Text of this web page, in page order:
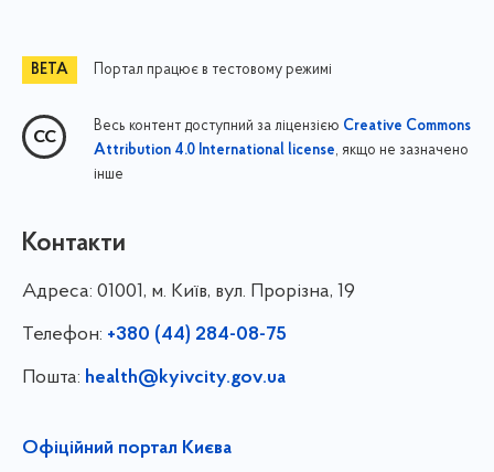
Портал працює в тестовому режимі
Весь контент доступний за ліцензією Creative Commons
Attribution 4.0 International license, якщо не зазначено
інше
Контакти
Адреса: 01001, м. Київ, вул. Прорізна, 19
Телефон: +380 (44) 284-08-75
Пошта: health@kyivcity.gov.ua
Офіційний портал Києва